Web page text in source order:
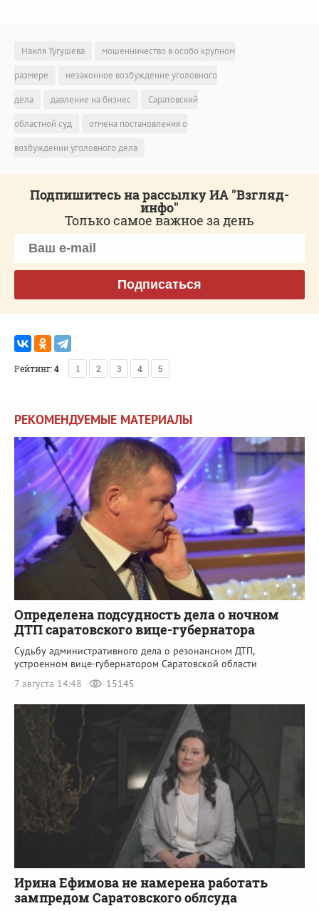
Наиля Тугушева
мошенничество в особо крупном
размере
незаконное возбуждение уголовного
дела
давление на бизнес
Саратовский
областной суд
отмена постановления о
возбуждении уголовного дела
Подпишитесь на рассылку ИА "Взгляд-
инфо"
Только самое важное за день
Подписаться
Рейтинг:4 1 2 3 4 5
РЕКОМЕНДУЕМЫЕ МАТЕРИАЛЫ
Определена подсудность дела о ночном
ДТП саратовского вице-губернатора
Судьбу административного дела о резонансном ДТП,
устроенном вице-губернатором Саратовской области
7 августа 14:48
15145
Ирина Ефимова не намерена работать
зампредом Саратовского облсуда